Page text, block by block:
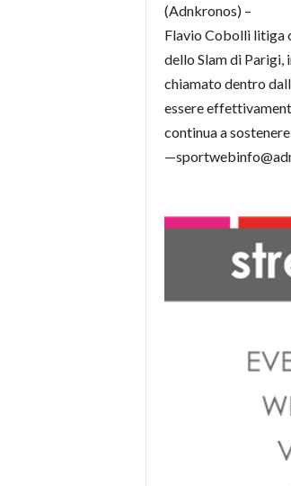
(Adnkronos) –
Flavio Cobolli litiga
dello Slam di Parigi,
chiamato dentro
essere
continua a